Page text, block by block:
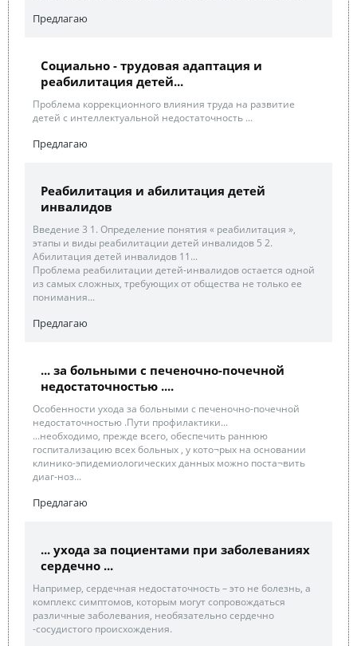
Предлагаю
Cоциально - трудовая адаптация и
реабилитация детей...
Проблема коррекционного влияния труда на развитие
детей с интеллектуальной недостаточность ...
Предлагаю
Реабилитация и абилитация детей
инвалидов
Введение 3 1. Определение понятия « реабилитация »,
этапы и виды реабилитации детей инвалидов 5 2.
Абилитация детей инвалидов 11...
Проблема реабилитации детей-инвалидов остается одной
из самых сложных, требующих от общества не только ее
понимания...
Предлагаю
... за больными с печеночно-почечной
недостаточностью ....
Особенности ухода за больными с печеночно-почечной
недостаточностью .Пути профилактики...
...необходимо, прежде всего, обеспечить раннюю
госпитализацию всех больных , у кото¬рых на основании
клинико-эпидемиологических данных можно поста¬вить
диаг-ноз...
Предлагаю
... ухода за поциентами при заболеваниях
сердечно ...
Например, сердечная недостаточность – это не болезнь, а
комплекс симптомов, которым могут сопровождаться
различные заболевания, необязательно сердечно
-сосудистого происхождения.